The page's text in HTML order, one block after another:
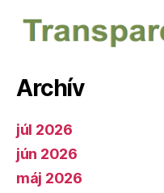
Archív
júl 2026
jún 2026
máj 2026